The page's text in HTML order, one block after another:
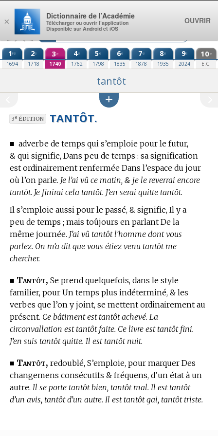
Aller au contenu
1re
1694
2e
1718
3e
1740
4e
1762
5e
1798
6e
1835
7e
1878
8e
1935
9e
2024
10e
E.C.
tantôt
3eÉDITION TANTÔT.
■ adverbe de temps qui s’emploie pour le futur,
& qui signifie, Dans peu de temps : sa signification
est ordinairement renfermée Dans l’espace du jour
où l’on parle. Je l’ai vû ce matin, & je le reverrai encore
tantôt. Je finirai cela tantôt. J’en serai quitte tantôt.
Il s’emploie aussi pour le passé, & signifie, Il y a
peu de temps ; mais toûjours en parlant De la
même journée. J’ai vû tantôt l’homme dont vous
parlez. On m’a dit que vous étiez venu tantôt me
chercher.
■ Tantôt, Se prend quelquefois, dans le style
familier, pour Un temps plus indéterminé, & les
verbes que l’on y joint, se mettent ordinairement au
présent. Ce bâtiment est tantôt achevé. La
circonvallation est tantôt faite. Ce livre est tantôt fini.
J’en suis tantôt quitte. Il est tantôt nuit.
■ Tantôt, redoublé, S’emploie, pour marquer Des
changemens consécutifs & fréquens, d’un état à un
autre. Il se porte tantôt bien, tantôt mal. Il est tantôt
d’un avis, tantôt d’un autre. Il est tantôt gai, tantôt triste.
×
Dictionnaire de l’Académie
Télécharger ou ouvrir l’application
Disponible sur Android et iOS
OUVRIR